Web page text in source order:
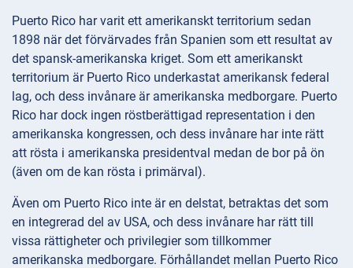
Puerto Rico har varit ett amerikanskt territorium sedan
1898 när det förvärvades från Spanien som ett resultat av
det spansk-amerikanska kriget. Som ett amerikanskt
territorium är Puerto Rico underkastat amerikansk federal
lag, och dess invånare är amerikanska medborgare. Puerto
Rico har dock ingen röstberättigad representation i den
amerikanska kongressen, och dess invånare har inte rätt
att rösta i amerikanska presidentval medan de bor på ön
(även om de kan rösta i primärval).
Även om Puerto Rico inte är en delstat, betraktas det som
en integrerad del av USA, och dess invånare har rätt till
vissa rättigheter och privilegier som tillkommer
amerikanska medborgare. Förhållandet mellan Puerto Rico